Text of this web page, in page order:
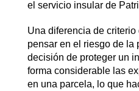
el servicio insular de
Una diferencia de
pensar en el riesgo de la
decisión de proteger un
forma considerable las
en una parcela, lo que